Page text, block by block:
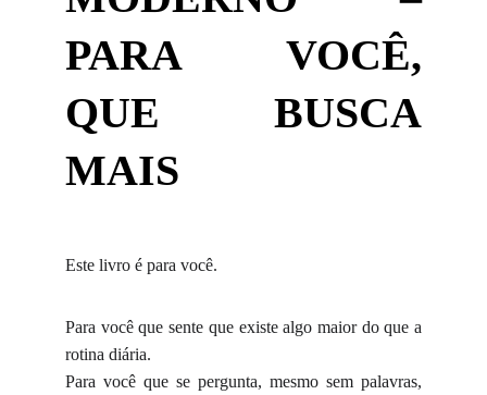
PARA VOCÊ,
QUE BUSCA
MAIS
Este livro é para você.
Para você que sente que existe algo maior do que a
rotina diária.
Para você que se pergunta, mesmo sem palavras,